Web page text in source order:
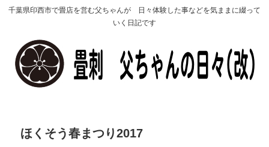
千葉県印西市で畳店を営む父ちゃんが 日々体験した事などを気ままに綴って
いく日記です
ほくそう春まつり2017